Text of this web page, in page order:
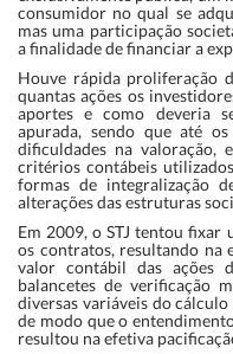
consumidor no qual se
mas uma participação
a finalidade de financiar a
Houve rápida proliferação
quantas ações os
aportes e como deveria
apurada, sendo que até
dificuldades na valoração,
critérios contábeis
formas de integralização
alterações das estruturas
Em 2009, o STJ tentou
os contratos, resultando na
valor contábil das ações
balancetes de verificação
diversas variáveis do
de modo que o
resultou na efetiva